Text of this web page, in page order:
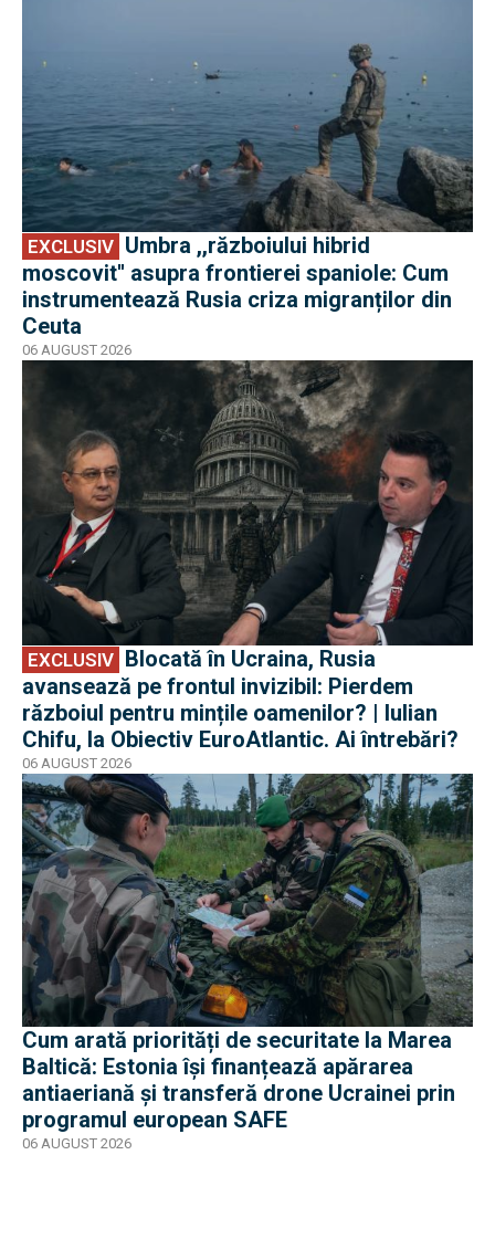
EXCLUSIV
moscovit'' asupra frontierei spaniole: Cum
instrumentează Rusia criza migranților din
Ceuta
06 AUGUST 2026
EXCLUSIV
avansează pe frontul invizibil: Pierdem
războiul pentru mințile oamenilor? | Iulian
Chifu, la Obiectiv EuroAtlantic. Ai întrebări?
06 AUGUST 2026
Cum arată priorități de securitate la Marea
Baltică: Estonia își finanțează apărarea
antiaeriană și transferă drone Ucrainei prin
programul european SAFE
06 AUGUST 2026